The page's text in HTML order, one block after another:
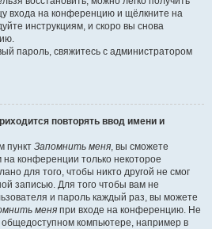
входа на конференцию и щёлкните на
инструкциям, и скоро вы снова
пароль, свяжитесь с администратором
повторять ввод имени и
пункт Запомнить меня, вы сможете
конференции только некоторое
для того, чтобы никто другой не смог
записью. Для того чтобы вам не
и пароль каждый раз, вы можете
меня при входе на конференцию. Не
общедоступном компьютере, например в